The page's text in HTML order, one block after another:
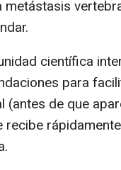
metástasis
científica
para
(antes de que
recibe